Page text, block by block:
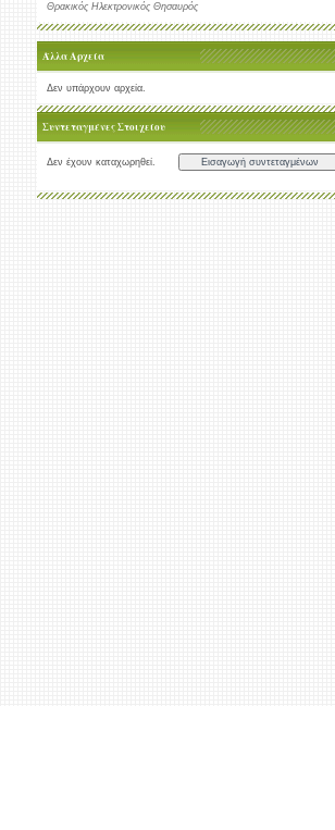
Θρακικός Ηλεκτρονικός Θησαυρός
Άλλα Αρχεία
Δεν υπάρχουν αρχεία.
Συντεταγμένες Στοιχείου
Δεν έχουν καταχωρηθεί.